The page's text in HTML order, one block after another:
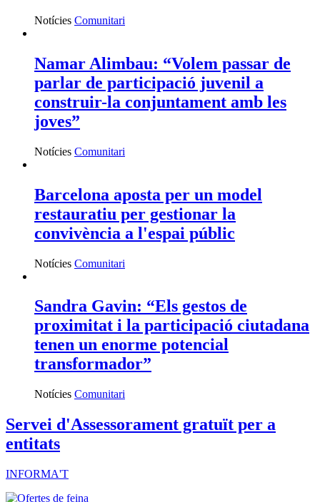
Notícies Comunitari
Namar Alimbau: “Volem passar de
parlar de participació juvenil a
construir-la conjuntament amb les
joves”
Notícies Comunitari
Barcelona aposta per un model
restauratiu per gestionar la
convivència a l'espai públic
Notícies Comunitari
Sandra Gavin: “Els gestos de
proximitat i la participació ciutadana
tenen un enorme potencial
transformador”
Notícies Comunitari
Servei d'Assessorament gratuït per a
entitats
INFORMA'T